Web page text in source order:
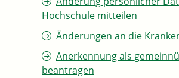
Hochschule mitteilen
Änderungen an die
Anerkennung als
beantragen